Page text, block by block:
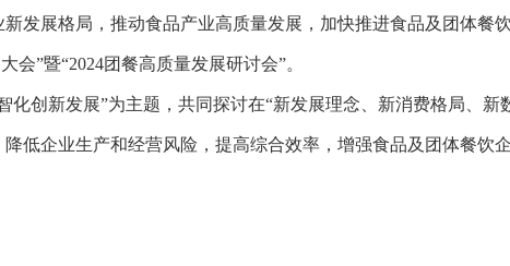
发展格局，推动食品产业高质量发展，加快推进食品及团体餐
会”暨“2024团餐高质量发展研讨会”。
化创新发展”为主题，共同探讨在“新发展理念、新消费格局、
低企业生产和经营风险，提高综合效率，增强食品及团体餐饮